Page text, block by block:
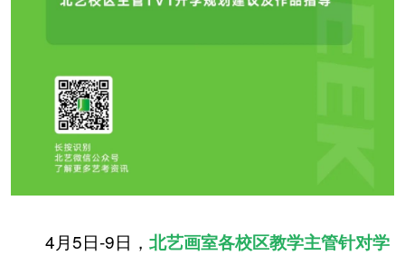
4月5日-9日， 北艺画室各校区教学主管针对学